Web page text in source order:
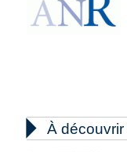
 À découvrir